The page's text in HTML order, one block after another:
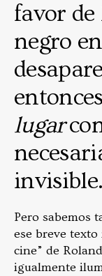
favor de
negro
lugar
invisible.
Pero sabemos
ese breve
cine” de
igualmente